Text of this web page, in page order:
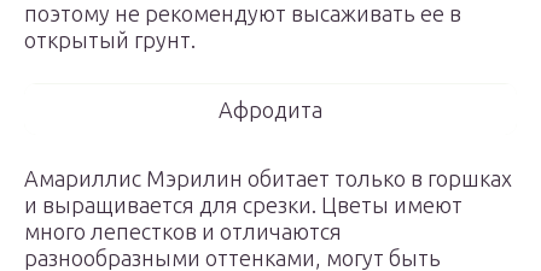
поэтому не рекомендуют высаживать ее в
открытый грунт.
Афродита
Амариллис Мэрилин обитает только в горшках
и выращивается для срезки. Цветы имеют
много лепестков и отличаются
разнообразными оттенками, могут быть